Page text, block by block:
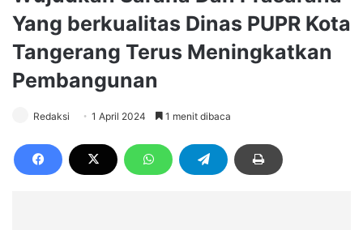
Yang berkualitas Dinas PUPR Kota
Tangerang Terus Meningkatkan
Pembangunan
Redaksi 1 April 2024 1 menit dibaca